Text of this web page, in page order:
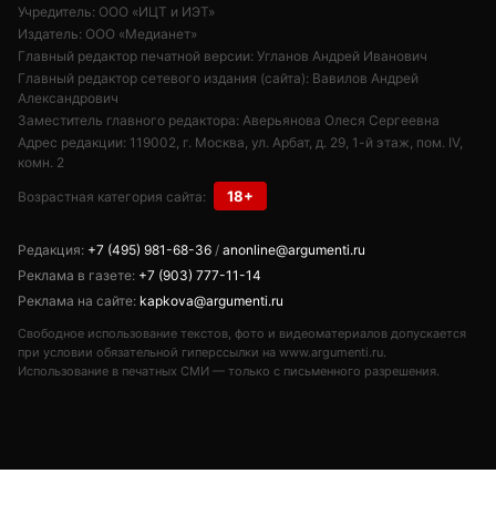
Учредитель: ООО «ИЦТ и ИЭТ»
Издатель: ООО «Медианет»
Главный редактор печатной версии: Угланов Андрей Иванович
Главный редактор сетевого издания (сайта): Вавилов Андрей
Александрович
Заместитель главного редактора: Аверьянова Олеся Сергеевна
Адрес редакции: 119002, г. Москва, ул. Арбат, д. 29, 1-й этаж, пом. IV,
комн. 2
Возрастная категория сайта: 18+
Редакция: +7 (495) 981-68-36 / anonline@argumenti.ru
Реклама в газете: +7 (903) 777-11-14
Реклама на сайте: kapkova@argumenti.ru
Свободное использование текстов, фото и видеоматериалов допускается
при условии обязательной гиперссылки на www.argumenti.ru.
Использование в печатных СМИ — только с письменного разрешения.